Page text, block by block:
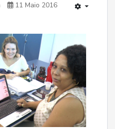
11 Maio 2016